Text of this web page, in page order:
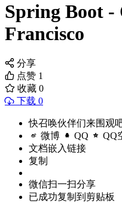
Spring Boot -
Francisco
分享
点赞 1
收藏 0
下载 0
快召唤伙伴们来围观
微博 QQ QQ
文档嵌入链接
复制
微信扫一扫分享
已成功复制到剪贴板